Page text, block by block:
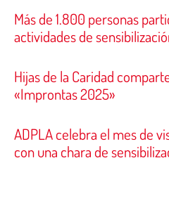
Más de 1.800 personas
actividades de
Hijas de la Caridad
«Improntas 2025»
ADPLA celebra el mes de
con una chara de